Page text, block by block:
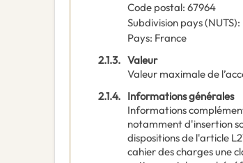
Code postal: 67964
Subdivision pays (NUTS):
Pays: France
2.1.3. Valeur
Valeur maximale de
2.1.4. Informations générales
Informations
notamment d'insertion
dispositions de l'article
cahier des charges une